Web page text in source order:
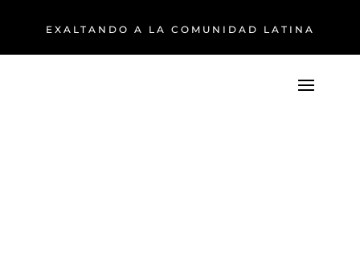
EXALTANDO A LA COMUNIDAD LATINA